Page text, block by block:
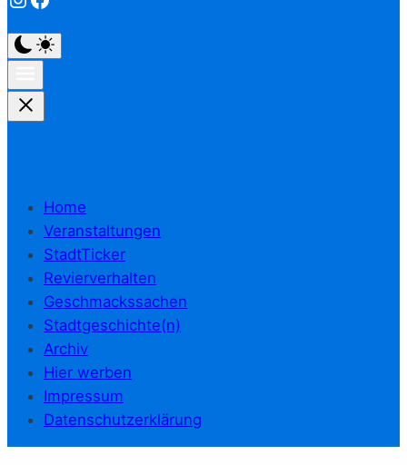
Home
Veranstaltungen
StadtTicker
Revierverhalten
Geschmackssachen
Stadtgeschichte(n)
Archiv
Hier werben
Impressum
Datenschutzerklärung